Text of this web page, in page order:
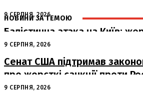
НОВИНИ ЗА ТЕМОЮ
9 СЕРПНЯ, 2026
Балістична атака на Київ:
руйнування
9 СЕРПНЯ, 2026
Сенат США підтримав
про жорсткі санкції проти
Ірану
9 СЕРПНЯ, 2026